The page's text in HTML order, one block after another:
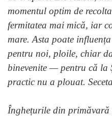
momentul optim de
fermitatea mai mică, iar
mare. Asta poate
pentru noi, ploile, chiar
binevenite — pentru că la
practic nu a plouat.
Înghețurile din primăvară